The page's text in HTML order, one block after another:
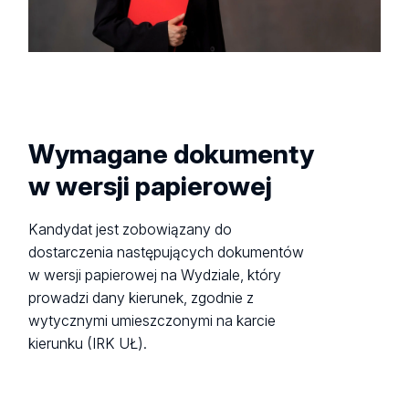
Wymagane dokumenty
w wersji papierowej
Kandydat jest zobowiązany do
dostarczenia następujących dokumentów
w wersji papierowej na Wydziale, który
prowadzi dany kierunek, zgodnie z
wytycznymi umieszczonymi na karcie
kierunku (IRK UŁ).